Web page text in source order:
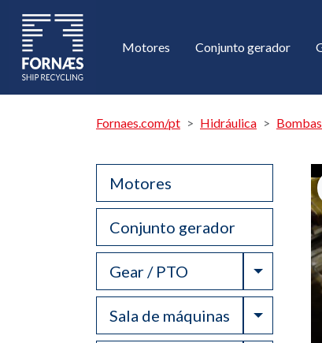
Motores Conjunto gerador
Fornaes.com/pt Hidráulica
Motores
Conjunto gerador
Gear / PTO Toggle
Sala de máquinas Toggle